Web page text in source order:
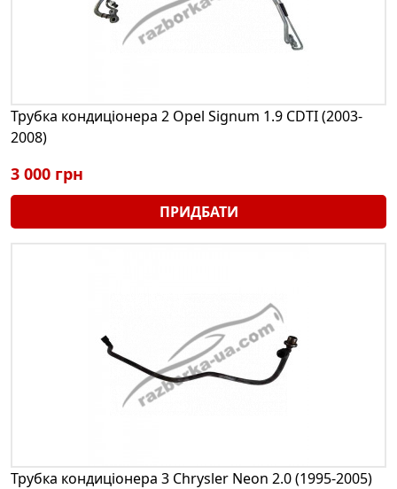
Трубка кондиціонера 2 Opel Signum 1.9 CDTI (2003-
2008)
3 000 грн
ПРИДБАТИ
Трубка кондиціонера 3 Chrysler Neon 2.0 (1995-2005)